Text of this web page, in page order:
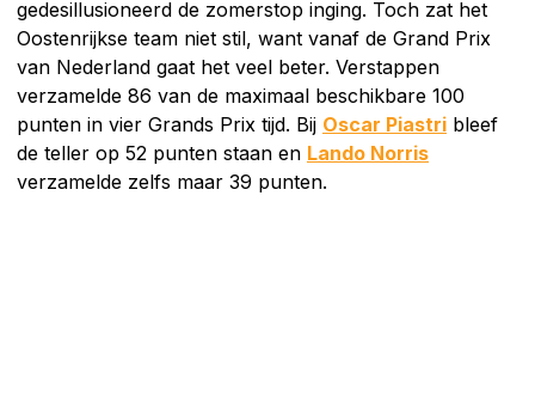
gedesillusioneerd de zomerstop inging. Toch zat het
Oostenrijkse team niet stil, want vanaf de Grand Prix
van Nederland gaat het veel beter. Verstappen
verzamelde 86 van de maximaal beschikbare 100
punten in vier Grands Prix tijd. Bij Oscar Piastri bleef
de teller op 52 punten staan en Lando Norris
verzamelde zelfs maar 39 punten.